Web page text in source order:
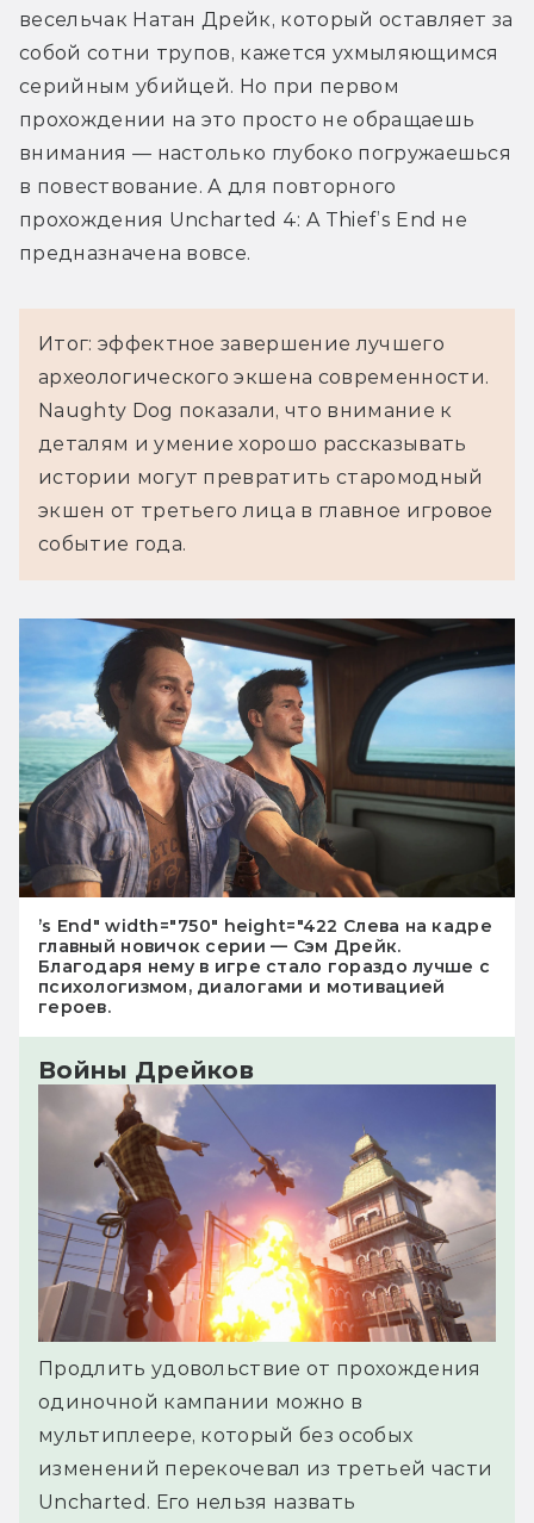
весельчак Натан Дрейк, который оставляет за
собой сотни трупов, кажется ухмыляющимся
серийным убийцей. Но при первом
прохождении на это просто не обращаешь
внимания — настолько глубоко погружаешься
в повествование. А для повторного
прохождения Uncharted 4: A Thief’s End не
предназначена вовсе.
Итог: эффектное завершение лучшего
археологического экшена современности.
Naughty Dog показали, что внимание к
деталям и умение хорошо рассказывать
истории могут превратить старомодный
экшен от третьего лица в главное игровое
событие года.
’s End" width="750" height="422 Слева на кадре
главный новичок серии — Сэм Дрейк.
Благодаря нему в игре стало гораздо лучше с
психологизмом, диалогами и мотивацией
героев.
Войны Дрейков
Продлить удовольствие от прохождения
одиночной кампании можно в
мультиплеере, который без особых
изменений перекочевал из третьей части
Uncharted. Его нельзя назвать